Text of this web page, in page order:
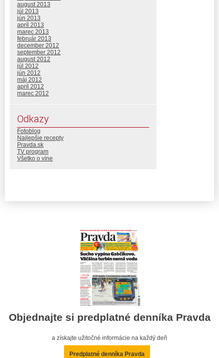
august 2013
júl 2013
jún 2013
apríl 2013
marec 2013
február 2013
december 2012
september 2012
august 2012
júl 2012
jún 2012
máj 2012
apríl 2012
marec 2012
Odkazy
Fotoblog
Najlepšie recepty
Pravda.sk
TV program
Všetko o víne
Objednajte si predplatné denníka Pravda
a získajte užitočné informácie na každý deň
Predplatné denníka Pravda